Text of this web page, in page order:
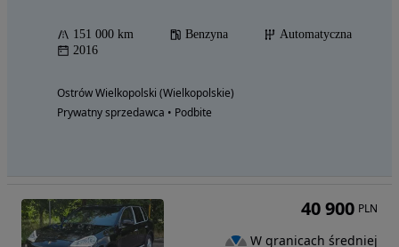
151 000 km Benzyna
Automatyczna
2016
Ostrów Wielkopolski (Wielkopolskie)
Prywatny sprzedawca • Podbite
40 900 PLN
W granicach średniej